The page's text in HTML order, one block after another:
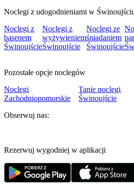
Noclegi z udogodnieniami w
Noclegi z
basenem
Świnoujście
Noclegi z
wyżywieniem
Świnoujście
Noclegi ze
śniadaniem
Świnoujście
Pozostałe opcje noclegów
Noclegi
Zachodniopomorskie
Tanie noclegi
Świnoujście
Obserwuj nas:
Rezerwuj wygodniej w aplikacji